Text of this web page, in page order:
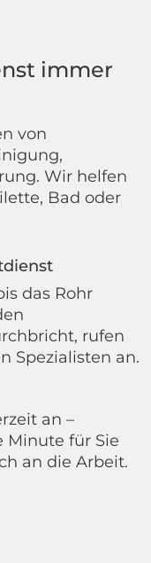
immer
von
Wir helfen
Bad oder
das Rohr
rufen
Spezialisten an.
an –
Minute für Sie
an die Arbeit.